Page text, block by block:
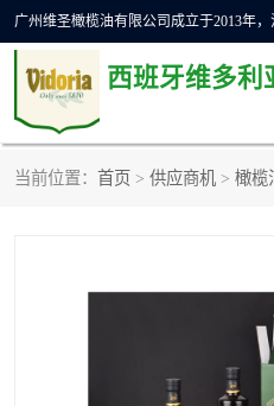
西班牙维多利
当前位置： 首页 > 供应商机 > 橄榄